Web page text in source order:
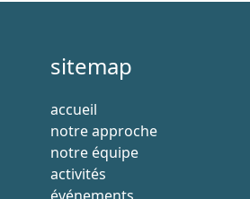
sitemap
accueil
notre approche
notre équipe
activités